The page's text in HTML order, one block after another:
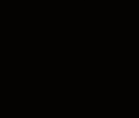
El rendimiento pasado